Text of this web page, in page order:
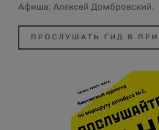
Афиша: Алексей Домбровский.
ПРОСЛУШАТЬ ГИД В